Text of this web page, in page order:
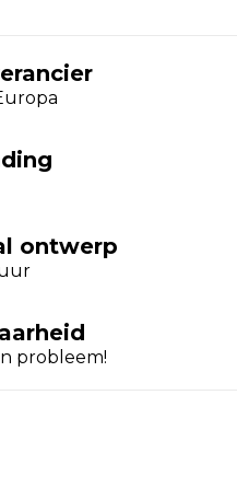
ontwerp
probleem!